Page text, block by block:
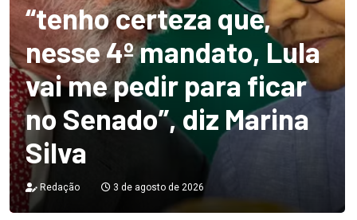
“tenho certeza que,
nesse 4º mandato, Lula
vai me pedir para ficar
no Senado”, diz Marina
Silva
Redação 3 de agosto de 2026